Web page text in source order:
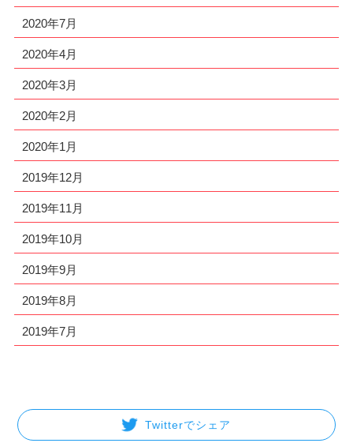
2020年7月
2020年4月
2020年3月
2020年2月
2020年1月
2019年12月
2019年11月
2019年10月
2019年9月
2019年8月
2019年7月
Twitterでシェア